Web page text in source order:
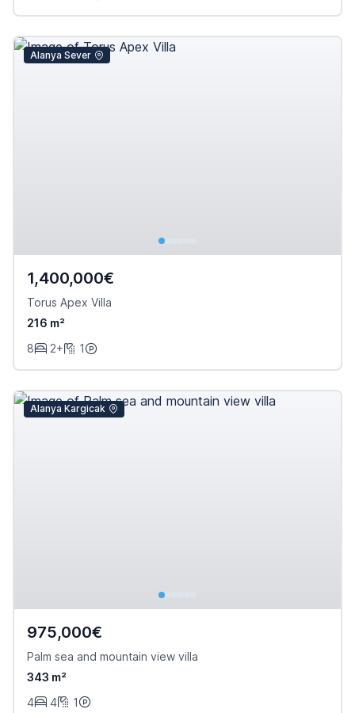
Alanya Sever
1,400,000€
Torus Apex Villa
216 m²
8
2+ 1
Alanya Kargicak
975,000€
Palm sea and mountain view villa
343 m²
4
4 1